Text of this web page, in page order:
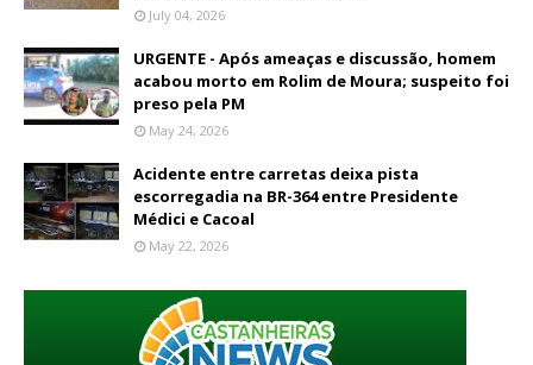
July 04, 2026
URGENTE - Após ameaças e discussão, homem
acabou morto em Rolim de Moura; suspeito foi
preso pela PM
May 24, 2026
Acidente entre carretas deixa pista
escorregadia na BR-364 entre Presidente
Médici e Cacoal
May 22, 2026